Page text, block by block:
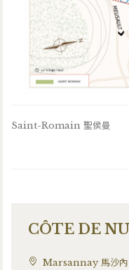
Saint-Romain 聖侯曼
CÔTE DE
Marsannay 馬沙內